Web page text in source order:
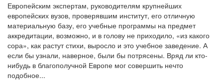
Европейским экспертам, руководителям крупнейших
европейских вузов, проверявшим институт, его отличную
материальную базу, его учебные программы на предмет
аккредитации, возможно, и в голову не приходило, «из какого
сора», как растут стихи, выросло и это учебное заведение. А
если бы узнали, наверное, были бы потрясены. Вряд ли кто-
нибудь в благополучной Европе мог совершить нечто
подобное...